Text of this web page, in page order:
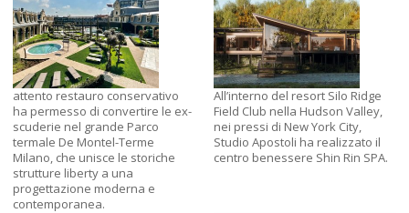
attento restauro conservativo
ha permesso di convertire le ex-
scuderie nel grande Parco
termale De Montel-Terme
Milano, che unisce le storiche
strutture liberty a una
progettazione moderna e
contemporanea.
All’interno del resort Silo Ridge
Field Club nella Hudson Valley,
nei pressi di New York City,
Studio Apostoli ha realizzato il
centro benessere Shin Rin SPA.